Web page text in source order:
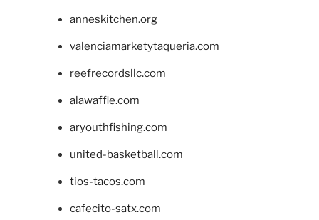
anneskitchen.org
valenciamarketytaqueria.com
reefrecordsllc.com
alawaffle.com
aryouthfishing.com
united-basketball.com
tios-tacos.com
cafecito-satx.com